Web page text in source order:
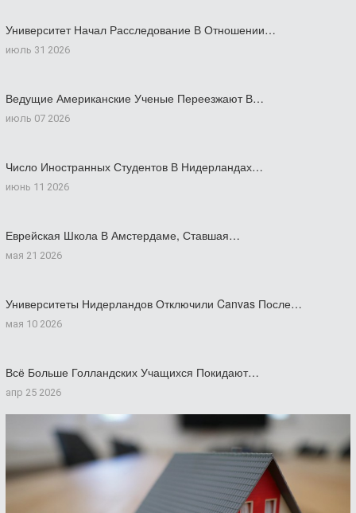
Университет Начал Расследование В Отношении…
июль 31 2026
Ведущие Американские Ученые Переезжают В…
июль 07 2026
Число Иностранных Студентов В Нидерландах…
июнь 11 2026
Еврейская Школа В Амстердаме, Ставшая…
мая 21 2026
Университеты Нидерландов Отключили Canvas После…
мая 10 2026
Всё Больше Голландских Учащихся Покидают…
апр 25 2026